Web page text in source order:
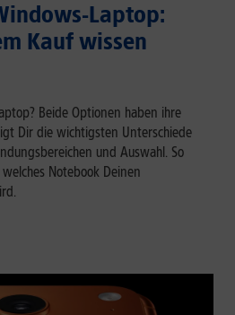
Laptop:
Kauf wissen
Beide Optionen haben ihre
Dir die wichtigsten Unterschiede
und Auswahl. So
Notebook Deinen